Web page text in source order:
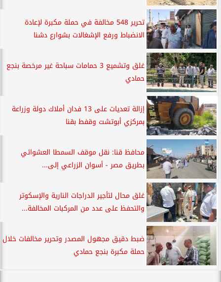
تحرير 548 مخالفة في حملة مكبرة لإعادة
الانضباط ورفع الإشغالات بشوارع دشنا
غلق وتشميع 3 حمامات سباحة غير مرخصة بنجع
حمادي
إزالة تعديات على 13 فدان أملاك دولة وزراعة
بمركزي أبوتشت وقفط بقنا
محافظ قنا: نقل موقف السمطا العشوائي
بطريق مصر - أسوان الزراعي إلى...
غلق محال لتأجير الدراجات النارية والإسكوتر
والتحفظ على عدد من المركبات المخالفة...
ضبط دقيق مجهول المصدر وتحرير مخالفات خلال
حملة مكبرة بنجع حمادي